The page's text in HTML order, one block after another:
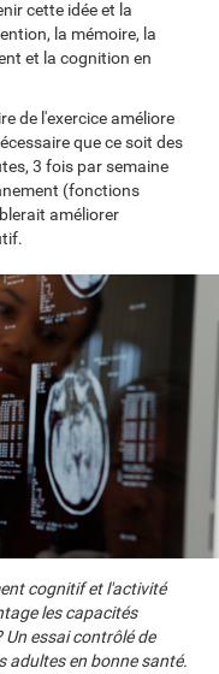
cette idée et la
la mémoire, la
et la cognition en
de l'exercice améliore
que ce soit des
3 fois par semaine
(fonctions
améliorer
cognitif et l'activité
les capacités
Un essai contrôlé de
adultes en bonne santé.